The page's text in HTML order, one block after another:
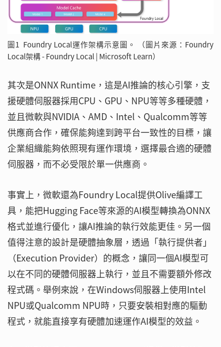
圖1 Foundry Local運作架構示意圖。 （圖片來源：Foundry
Local架構 - Foundry Local | Microsoft Learn）
其次是ONNX Runtime，這是AI推論的核心引擎，支
援硬體伺服器採用CPU、GPU、NPU等等多種硬體，
並且微軟與NVIDIA、AMD、Intel、Qualcomm等等
供應商合作，確保能夠達到跨平台一致性的目標，讓
企業組織能夠依照現有運作環境，選擇最合適的硬體
伺服器，而不必受限於單一供應商。
事實上，微軟還為Foundry Local提供Olive編譯工
具，能把Hugging Face等來源的AI模型轉換為ONNX
格式並進行優化，讓AI推論的執行效能更佳。另一個
值得注意的設計是硬體抽象層，透過「執行提供者」
（Execution Provider）的概念，讓同一個AI模型可
以在不同的硬體伺服器上執行，並且不需要額外修改
程式碼。舉例來說，在Windows伺服器上使用Intel
NPU或Qualcomm NPU時，只要安裝相對應的驅動
程式，就能直接享有硬體加速運作AI模型的效益。